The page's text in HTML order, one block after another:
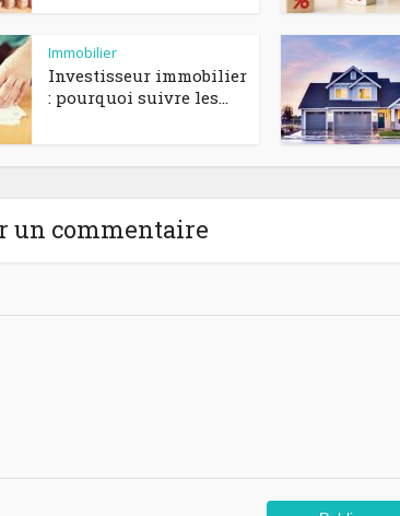
Immobilier
Investisseur immobilier
: pourquoi suivre les...
un commentaire